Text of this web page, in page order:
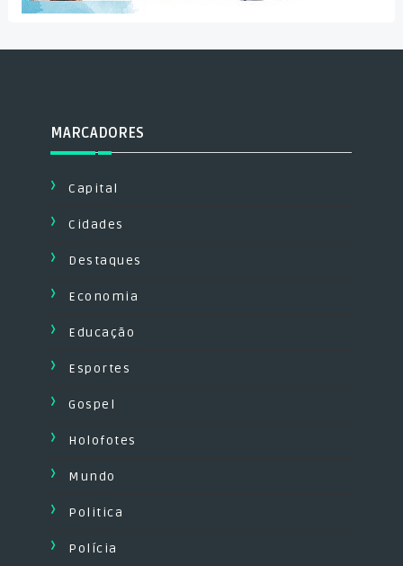
MARCADORES
Capital
Cidades
Destaques
Economia
Educação
Esportes
Gospel
Holofotes
Mundo
Politica
Polícia